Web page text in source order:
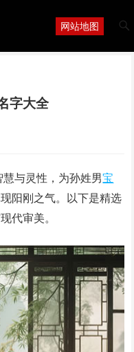
网站地图
字大全
与灵性，为孙姓男宝
阳刚之气。以下是精选
代审美‌。